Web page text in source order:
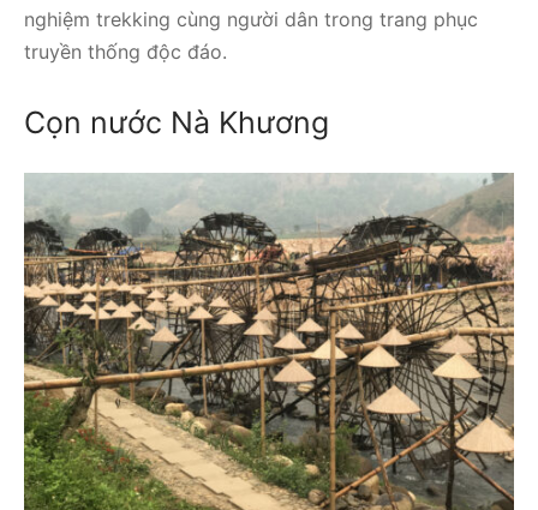
nghiệm trekking cùng người dân trong trang phục
truyền thống độc đáo.
Cọn nước Nà Khương